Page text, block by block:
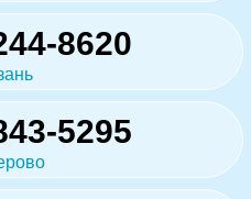
8620
5295